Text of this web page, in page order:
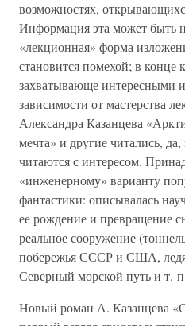
возможностях,
Информация эта может быть
«лекционная» форма
становится помехой; в
захватывающе интересными
зависимости от мастерства
Александра Казанцева
мечта» и другие читались,
читаются с интересом.
«инженерному» варианту
фантастики: описывалась
ее рождение и превращение
реальное сооружение
побережья СССР и США,
Северный морской путь и т.
Новый роман А. Казанцева